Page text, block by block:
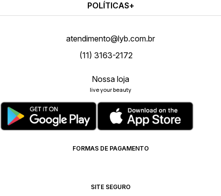
POLÍTICAS
atendimento@lyb.com.br
(11) 3163-2172
Nossa loja
live your beauty
FORMAS DE PAGAMENTO
SITE SEGURO